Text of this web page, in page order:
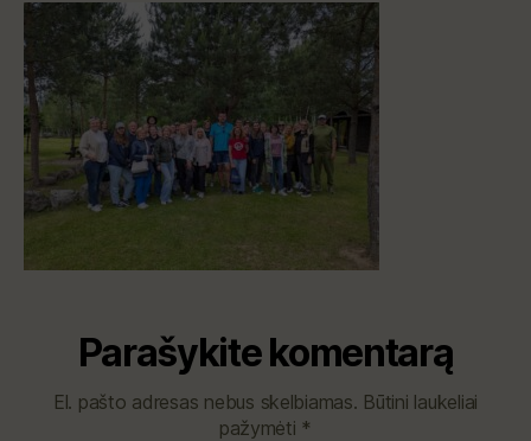
Parašykite komentarą
El. pašto adresas nebus skelbiamas. Būtini laukeliai
pažymėti *